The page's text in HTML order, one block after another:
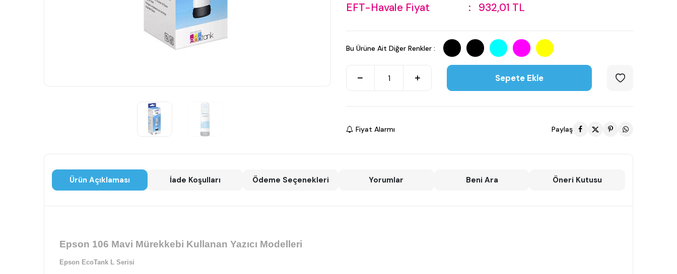
EFT-Havale Fiyat
: 932,01 TL
Bu Ürüne Ait Diğer Renkler :
Sepete Ekle
Fiyat Alarmı Paylaş
Ürün Açıklaması İade Koşulları Ödeme Seçenekleri Yorumlar Beni Ara Öneri Kutusu
Epson 106 Mavi Mürekkebi Kullanan Yazıcı Modelleri
Epson EcoTank L Serisi